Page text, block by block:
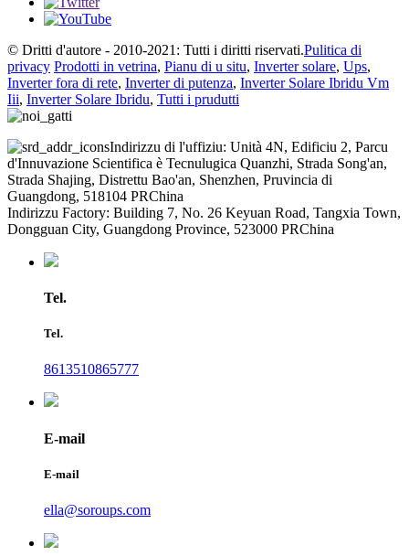
© Dritti d'autore - 2010-2021: Tutti i diritti riservati.Pulitica di
privacy Prodotti in vetrina, Pianu di u situ, Inverter solare, Ups,
Inverter fora di rete, Inverter di putenza, Inverter Solare Ibridu Vm
Iii, Inverter Solare Ibridu, Tutti i prudutti
Indirizzu di l'uffiziu: Unità 4N, Edificiu 2, Parcu
d'Innuvazione Scientifica è Tecnulugica Quanzhi, Strada Song'an,
Strada Shajing, Distrettu Bao'an, Shenzhen, Pruvincia di
Guangdong, 518104 PRChina
Indirizzu Factory: Building 7, No. 26 Keyuan Road, Tangxia Town,
Dongguan City, Guangdong Province, 523000 PRChina
Tel.
Tel.
8613510865777
E-mail
E-mail
ella@soroups.com